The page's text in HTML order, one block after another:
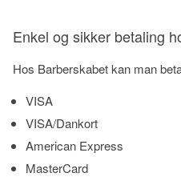
Enkel og sikker betaling
Hos Barberskabet kan man
VISA
VISA/Dankort
American Express
MasterCard